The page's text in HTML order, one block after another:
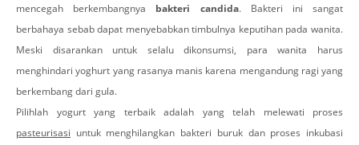
mencegah berkembangnya bakteri candida. Bakteri ini sangat
berbahaya sebab dapat menyebabkan timbulnya keputihan pada wanita.
Meski disarankan untuk selalu dikonsumsi, para wanita harus
menghindari yoghurt yang rasanya manis karena mengandung ragi yang
berkembang dari gula.
Pilihlah yogurt yang terbaik adalah yang telah melewati proses
pasteurisasi untuk menghilangkan bakteri buruk dan proses inkubasi